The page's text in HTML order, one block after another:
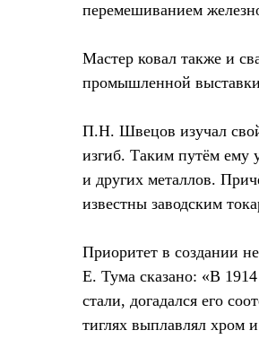
перемешиванием
Мастер ковал также и
промышленной выставки
П.Н. Швецов изучал
изгиб. Таким путём ему
и других металлов.
известны заводским
Приоритет в создании
Е. Тума сказано: «В 1914
стали, догадался его
тиглях выплавлял хром